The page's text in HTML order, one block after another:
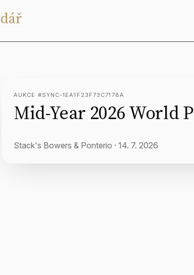
AUKCE #SYNC-1EA1F23F73C7178A
Mid-Year 2026 World
Stack's Bowers & Ponterio · 14. 7. 2026